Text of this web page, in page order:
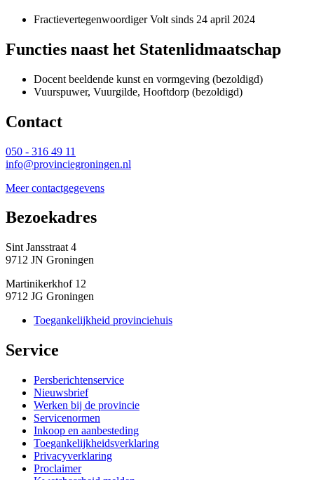
Fractievertegenwoordiger Volt sinds 24 april 2024
Functies naast het Statenlidmaatschap
Docent beeldende kunst en vormgeving (bezoldigd)
Vuurspuwer, Vuurgilde, Hooftdorp (bezoldigd)
Contact
050 - 316 49 11
info@provinciegroningen.nl
Meer contactgegevens
Bezoekadres
Sint Jansstraat 4
9712 JN Groningen
Martinikerkhof 12
9712 JG Groningen
Toegankelijkheid provinciehuis
Service
Persberichtenservice
Nieuwsbrief
Werken bij de provincie
Servicenormen
Inkoop en aanbesteding
Toegankelijkheidsverklaring
Privacyverklaring
Proclaimer